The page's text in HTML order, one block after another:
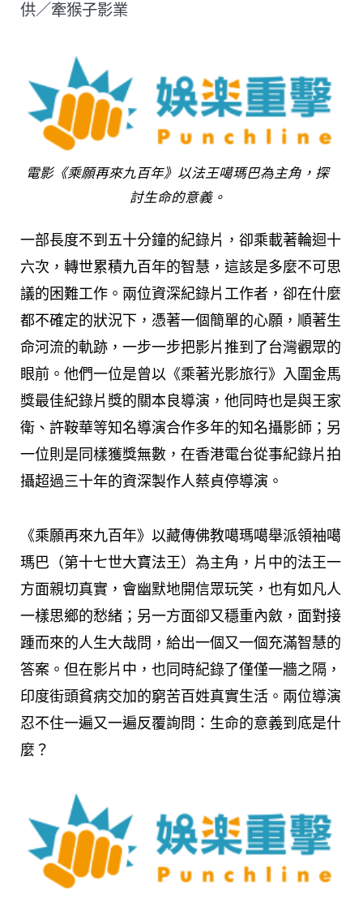
供／牽猴子影業
電影《乘願再來九百年》以法王噶瑪巴為主角，探
討生命的意義。
一部長度不到五十分鐘的紀錄片，卻乘載著輪迴十
六次，轉世累積九百年的智慧，這該是多麼不可思
議的困難工作。兩位資深紀錄片工作者，卻在什麼
都不確定的狀況下，憑著一個簡單的心願，順著生
命河流的軌跡，一步一步把影片推到了台灣觀眾的
眼前。他們一位是曾以《乘著光影旅行》入圍金馬
獎最佳紀錄片獎的關本良導演，他同時也是與王家
衛、許鞍華等知名導演合作多年的知名攝影師；另
一位則是同樣獲獎無數，在香港電台從事紀錄片拍
攝超過三十年的資深製作人蔡貞停導演。
《乘願再來九百年》以藏傳佛教噶瑪噶舉派領袖噶
瑪巴（第十七世大寶法王）為主角，片中的法王一
方面親切真實，會幽默地開信眾玩笑，也有如凡人
一樣思鄉的愁緒；另一方面卻又穩重內斂，面對接
踵而來的人生大哉問，給出一個又一個充滿智慧的
答案。但在影片中，也同時紀錄了僅僅一牆之隔，
印度街頭貧病交加的窮苦百姓真實生活。兩位導演
忍不住一遍又一遍反覆詢問：生命的意義到底是什
麼？